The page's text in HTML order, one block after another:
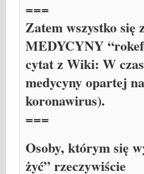
===
Zatem wszystko się
MEDYCYNY
cytat z Wiki: W
medycyny opartej
koronawirus).
===
Osoby, którym się
żyć” rzeczywiście